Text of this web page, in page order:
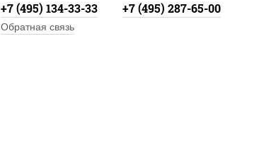
+7 (495) 134-33-33 +7 (495) 287-65-00
Обратная связь